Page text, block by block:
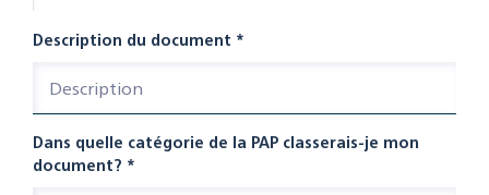
Description du document *
Dans quelle catégorie de la PAP classerais-je mon
document? *